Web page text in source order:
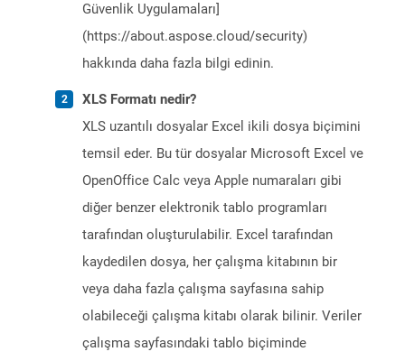
Güvenlik Uygulamaları]
(https://about.aspose.cloud/security)
hakkında daha fazla bilgi edinin.
XLS Formatı nedir?
XLS uzantılı dosyalar Excel ikili dosya biçimini
temsil eder. Bu tür dosyalar Microsoft Excel ve
OpenOffice Calc veya Apple numaraları gibi
diğer benzer elektronik tablo programları
tarafından oluşturulabilir. Excel tarafından
kaydedilen dosya, her çalışma kitabının bir
veya daha fazla çalışma sayfasına sahip
olabileceği çalışma kitabı olarak bilinir. Veriler
çalışma sayfasındaki tablo biçiminde